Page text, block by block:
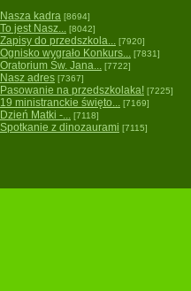
Nasza kadra [8694]
To jest Nasz... [8042]
Zapisy do przedszkola... [7920]
Ognisko wygrało Konkurs... [7831]
Oratorium Św. Jana... [7722]
Nasz adres [7367]
Pasowanie na przedszkolaka! [7225]
19 ministranckie święto... [7169]
Dzień Matki -... [7118]
Spotkanie z dinozaurami [7115]